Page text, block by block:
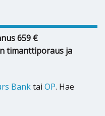
659 €
timanttiporaus ja
Banktai OP. Hae